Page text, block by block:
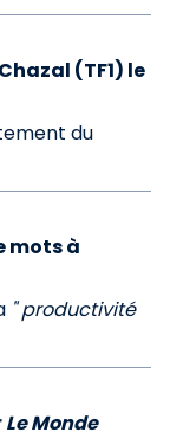
(TF1) le
du
mots à
" productivité
Le Monde